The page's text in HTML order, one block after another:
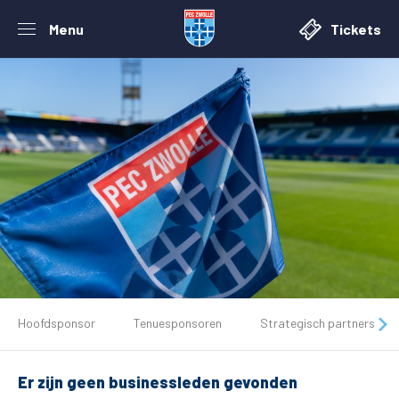
Menu Tickets
Tickets
Matchdays
Hoofdsponsor Tenuesponsoren Strategisch partners
Er zijn geen businessleden gevonden